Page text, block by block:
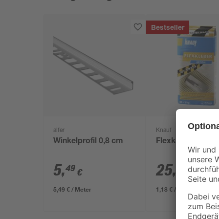
alfer
Winkelprofil 0,8 cm
5,49 €
5,49 € / Meter
Bestseller
Knauf
Flexkleber 22 kg
25, €
1,18 € / Kilogramm